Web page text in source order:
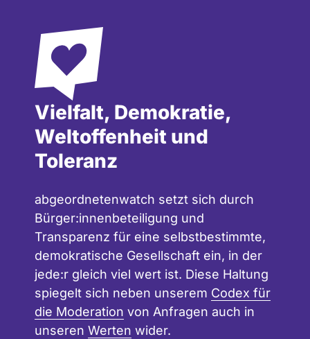
Vielfalt, Demokratie,
Weltoffenheit und
Toleranz
abgeordnetenwatch setzt sich durch
Bürger:innenbeteiligung und
Transparenz für eine selbstbestimmte,
demokratische Gesellschaft ein, in der
jede:r gleich viel wert ist. Diese Haltung
spiegelt sich neben unserem Codex für
die Moderation von Anfragen auch in
unseren Werten wider.